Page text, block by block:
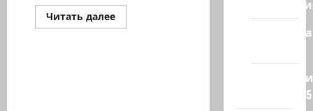
Читать далееПрочитать
больше
Новости Хайфы (архив)
Полемика
сайта 2025